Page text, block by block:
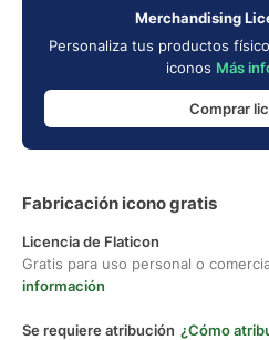
Merchandising
Personaliza tus productos
iconos Más
Comprar
Fabricación icono gratis
Licencia de Flaticon
Gratis para uso personal o
información
Se requiere atribución ¿Cómo